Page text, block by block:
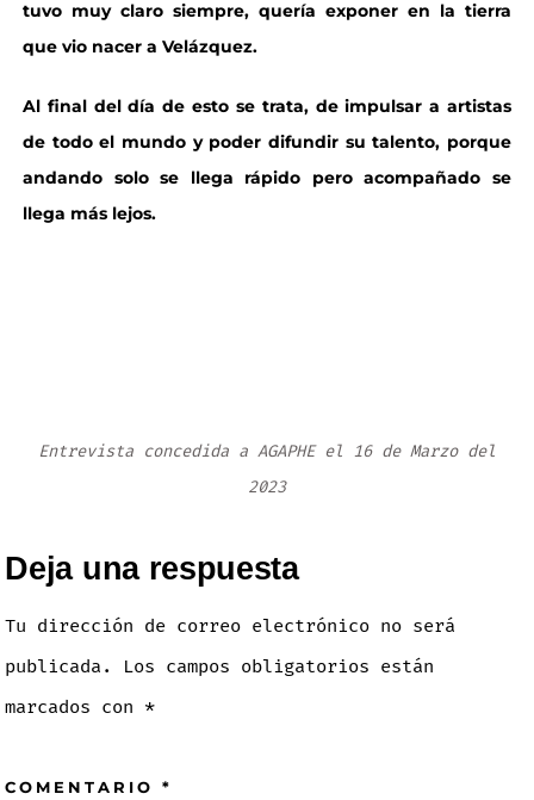
tuvo muy claro siempre, quería exponer en la tierra
que vio nacer a Velázquez.
Al final del día de esto se trata, de impulsar a artistas
de todo el mundo y poder difundir su talento, porque
andando solo se llega rápido pero acompañado se
llega más lejos.
Entrevista concedida a AGAPHE el 16 de Marzo del
2023
Deja una respuesta
Tu dirección de correo electrónico no será
publicada.
Los campos obligatorios están
marcados con *
COMENTARIO*